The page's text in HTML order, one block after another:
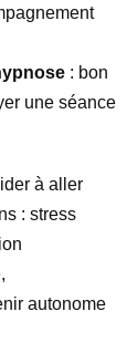
: bon
une séance
à aller
: stress
autonome